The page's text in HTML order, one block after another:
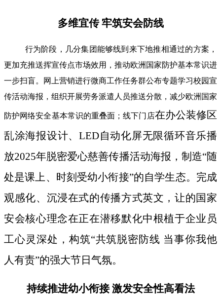
多维宜传 牢筑安会防线
行为阶段，几分集团能够线到来下地推相通过的方案，
更加充推送挥宣传点市场效用，推动欧洲国家防护基本常识进
一步扫盲。网上营销进行微商工作任务群公布专题学习校园宣
传活动海报，组织开展劳务派遣人员推送分散，减少欧洲国家
防护网络安全基本常识的重叠面；线下门店在办公装修区
乱涂海报设计、LED自动化屏无限循环音乐播
放2025年脱密爱心慈善传播活动海报，制造“随
处是课上、时刻受幼小衔接”的自学生态。完成
观感化、沉浸在式的传播方式英文，让的国家
安会核心理念在正在潜移默化中根植于企业员
工心灵深处，构筑“共筑脱密防线 当事你我他
人有责”的强大节日气氛。
持续推进幼小衔接 激发安全性高看法